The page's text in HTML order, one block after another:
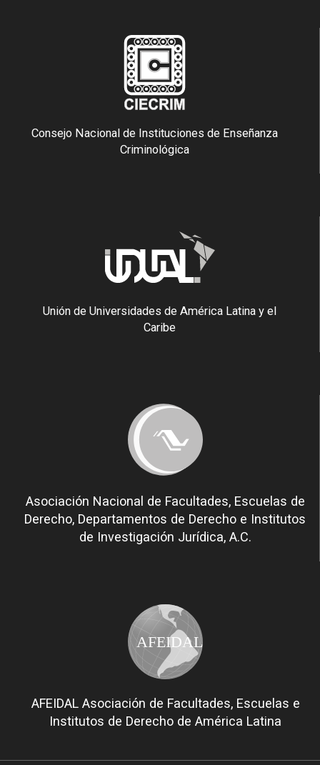
Consejo Nacional de Instituciones de Enseñanza
Criminológica
Unión de Universidades de América Latina y el
Caribe
Asociación Nacional de Facultades, Escuelas de
Derecho, Departamentos de Derecho e Institutos
de Investigación Jurídica, A.C.
AFEIDAL
AFEIDAL Asociación de Facultades, Escuelas e
Institutos de Derecho de América Latina